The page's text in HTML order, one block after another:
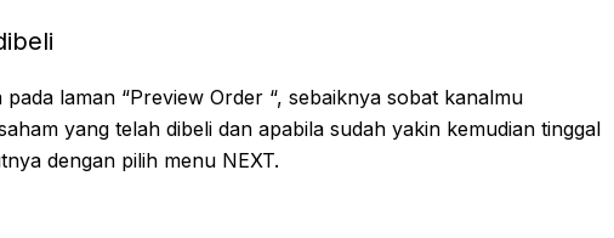
laman “Preview Order “, sebaiknya sobat kanalmu
yang telah dibeli dan apabila sudah yakin kemudian tinggal
dengan pilih menu NEXT.